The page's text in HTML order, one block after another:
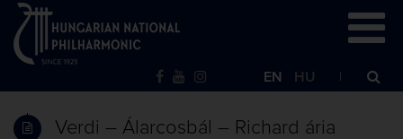
EN HU
Verdi – Álarcosbál – Richard ária